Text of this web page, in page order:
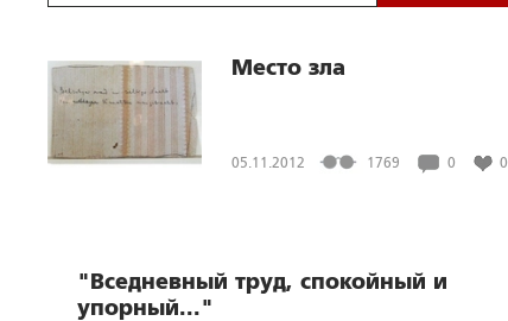
Место зла
05.11.2012 1769 0 0
"Вседневный труд, спокойный и
упорный..."